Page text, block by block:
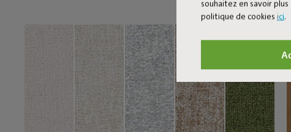
souhaitez en savoir
politique de cookies ici.